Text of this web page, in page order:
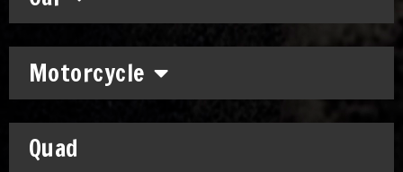
Motorcycle
Quad